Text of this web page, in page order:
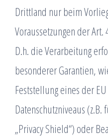
Drittland nur beim
Voraussetzungen der Art.
D.h. die Verarbeitung
besonderer Garantien,
Feststellung eines der
Datenschutzniveaus
„Privacy Shield“) oder